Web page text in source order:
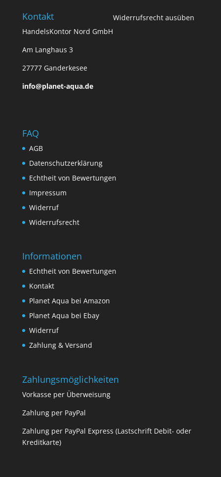
Kontakt
HandelsKontor Nord GmbH
Am Langhaus 3
27777 Ganderkesee
info@planet-aqua.de
Widerrufsrecht ausüben
FAQ
AGB
Datenschutzerklärung
Echtheit von Bewertungen
Impressum
Widerruf
Widerrufsrecht
Informationen
Echtheit von Bewertungen
Kontakt
Planet Aqua bei Amazon
Planet Aqua bei Ebay
Widerruf
Zahlung & Versand
Zahlungsmöglichkeiten
Vorkasse per Überweisung
Zahlung per PayPal
Zahlung per PayPal Express (Lastschrift Debit- oder
Kreditkarte)